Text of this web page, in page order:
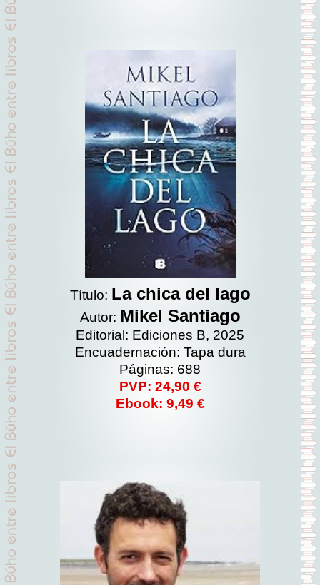
Título: La chica del lago
Autor: Mikel Santiago
Editorial: Ediciones B, 2025
Encuadernación: Tapa dura
Páginas: 688
PVP: 24,90 €
Ebook: 9,49 €